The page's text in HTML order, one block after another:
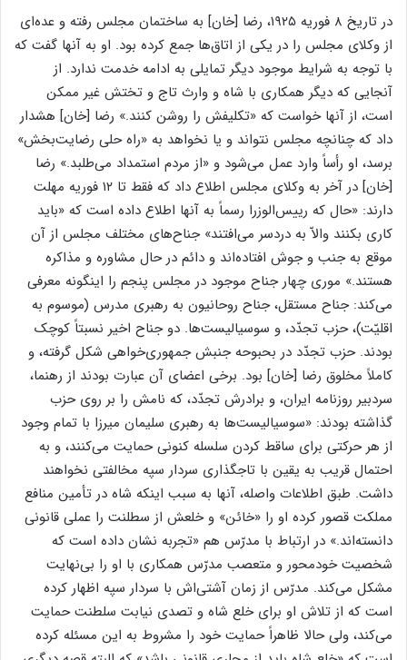
در تاریخ ۸ فوریه ۱۹۲۵، رضا [خان] به ساختمان مجلس رفته و عده‌ای
از وکلای مجلس را در یکی از اتاق‌ها جمع کرده بود. او به آنها گفت که
با توجه به شرایط موجود دیگر تمایلی به ادامه خدمت ندارد. از
آنجایی که دیگر همکاری با شاه و وارث تاج و تختش غیر ممکن
است، از آنها خواست که «تکلیفش را روشن کنند.» رضا [خان] هشدار
داد که چنانچه مجلس نتواند و یا نخواهد به «راه حلی رضایت‌بخش»
برسد، او رأساً وارد عمل می‌شود و «از مردم استمداد می‌طلبد.» رضا
[خان] در آخر به وکلای مجلس اطلاع داد که فقط تا ۱۲ فوریه مهلت
دارند: «حال که رییس‌الوزرا رسماً به آنها اطلاع داده است که «باید
کاری بکنند والاّ به دردسر می‌افتند» جناح‌های مختلف مجلس از آن
موقع به جنب و جوش افتاده‌اند و دائم در حال مشاوره و مذاکره
هستند.» موری چهار جناح موجود در مجلس پنجم را اینگونه معرفی
می‌کند: جناح مستقل، جناح روحانیون به رهبری مدرس (موسوم به
اقلیّت)، حزب تجدّد، و سوسیالیست‌ها. دو جناح اخیر نسبتاً کوچک
بودند. حزب تجدّد در بحبوحه جنبش جمهوری‌خواهی شکل گرفته، و
کاملاً مخلوق رضا [خان] بود. برخی اعضای آن عبارت بودند از رهنما،
سردبیر روزنامه ایران، و برادرش تجدّد، که نامش را بر روی حزب
گذاشته بودند: «سوسیالیست‌ها به رهبری سلیمان میرزا با تمام وجود
از هر حرکتی برای ساقط کردن سلسله کنونی حمایت می‌کنند، و به
احتمال قریب به یقین با تاجگذاری سردار سپه مخالفتی نخواهند
داشت. طبق اطلاعات واصله، آنها به سبب اینکه شاه در تأمین منافع
مملکت قصور کرده او را «خائن» و خلعش از سطلنت را عملی قانونی
دانسته‌اند.» در ارتباط با مدرّس هم «تجربه نشان داده است که
شخصیت خودمحور و متعصب مدرّس همکاری با او را بی‌نهایت
مشکل می‌کند. مدرّس از زمان آشتی‌اش با سردار سپه اظهار کرده
است که از تلاش او برای خلع شاه و تصدی نیابت سلطنت حمایت
می‌کند، ولی حالا ظاهراً حمایت خود را مشروط به این مسئله کرده